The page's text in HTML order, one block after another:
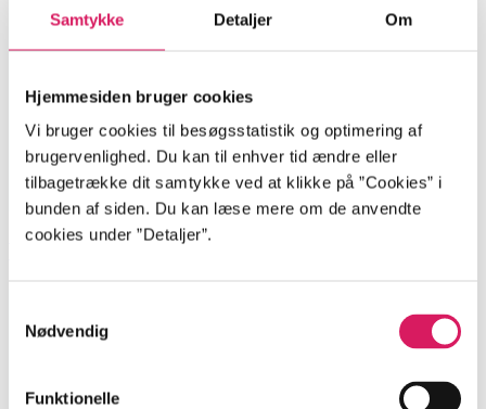
Samtykke Detaljer Om
Hjemmesiden bruger cookies
Vi bruger cookies til besøgsstatistik og optimering af
brugervenlighed. Du kan til enhver tid ændre eller
tilbagetrække dit samtykke ved at klikke på ”Cookies” i
bunden af siden. Du kan læse mere om de anvendte
cookies under ”Detaljer”.
Nødvendig
Funktionelle